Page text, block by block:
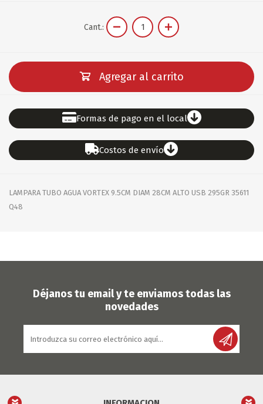
Cant.:
Agregar al carrito
Formas de pago en el local
Costos de envío
LAMPARA TUBO AGUA VORTEX 9.5CM DIAM 28CM ALTO USB 295GR 35611
Q48
Déjanos tu email y te enviamos todas las
novedades